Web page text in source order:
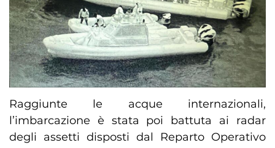
Raggiunte le acque internazionali,
l’imbarcazione è stata poi battuta ai radar
degli assetti disposti dal Reparto Operativo